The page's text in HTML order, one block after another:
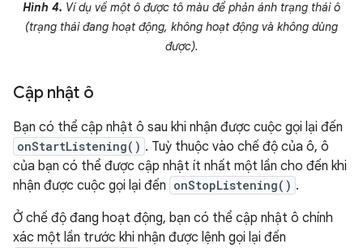
Hình 4. Ví dụ về một ô được tô màu để phản ánh trạng thái ô
(trạng thái đang hoạt động, không hoạt động và không dùng
được).
Cập nhật ô
Bạn có thể cập nhật ô sau khi nhận được cuộc gọi lại đến
onStartListening() . Tuỳ thuộc vào chế độ của ô, ô
của bạn có thể được cập nhật ít nhất một lần cho đến khi
nhận được cuộc gọi lại đến onStopListening() .
Ở chế độ đang hoạt động, bạn có thể cập nhật ô chính
xác một lần trước khi nhận được lệnh gọi lại đến